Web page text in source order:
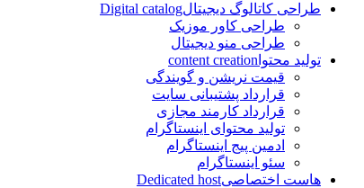
طراحی کاتالوگ دیجیتالDigital catalog
طراحی کاور موزیک
طراحی منو دیجیتال
تولید محتوا content creation
قیمت نریشن و گویندگی
قرارداد پشتیبانی سایت
قرارداد کارمند مجازی
تولید محتوای اینستاگرام
ادمین پیج اینستاگرام
سئو اینستاگرام
هاست اختصاصیDedicated host